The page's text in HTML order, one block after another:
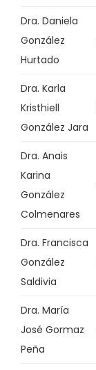
Dra. Daniela
González
Hurtado
Dra. Karla
Kristhiell
González Jara
Dra. Anais
Karina
González
Colmenares
Dra. Francisca
González
Saldivia
Dra. María
José Gormaz
Peña